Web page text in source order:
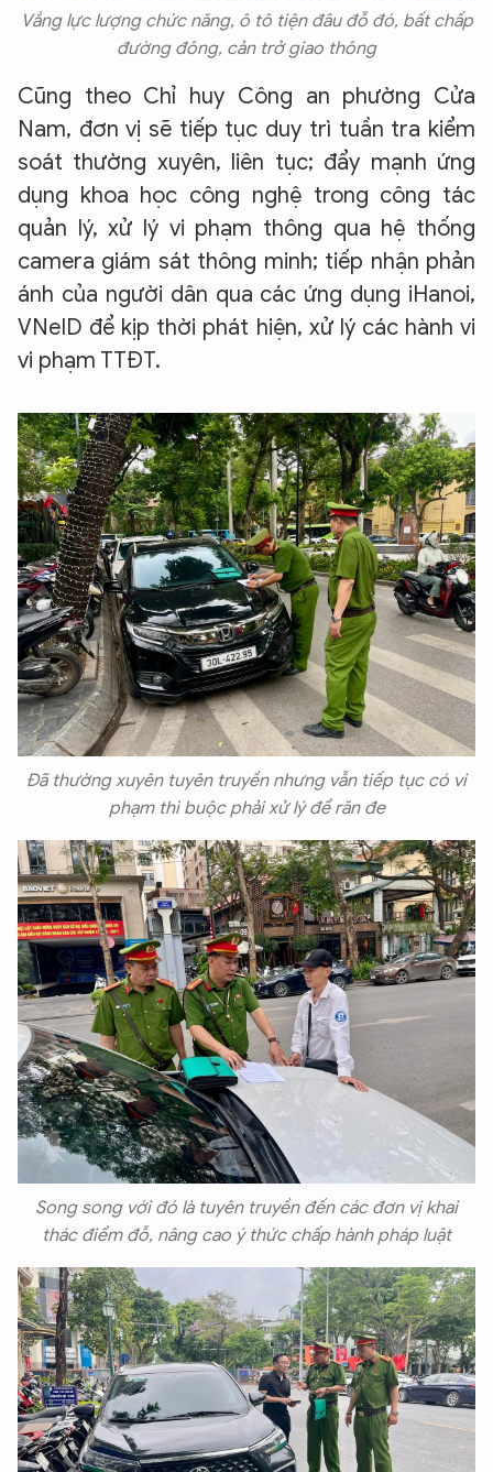
Vắng lực lượng chức năng, ô tô tiện đâu đỗ đó, bất chấp
đường đông, cản trở giao thông
Cũng theo Chỉ huy Công an phường Cửa
Nam, đơn vị sẽ tiếp tục duy trì tuần tra kiểm
soát thường xuyên, liên tục; đẩy mạnh ứng
dụng khoa học công nghệ trong công tác
quản lý, xử lý vi phạm thông qua hệ thống
camera giám sát thông minh; tiếp nhận phản
ánh của người dân qua các ứng dụng iHanoi,
VNeID để kịp thời phát hiện, xử lý các hành vi
vi phạm TTĐT.
Đã thường xuyên tuyên truyền nhưng vẫn tiếp tục có vi
phạm thì buộc phải xử lý để răn đe
Song song với đó là tuyên truyền đến các đơn vị khai
thác điểm đỗ, nâng cao ý thức chấp hành pháp luật